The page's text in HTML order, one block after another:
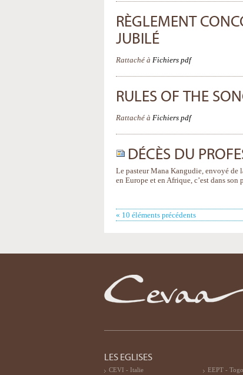
RÈGLEMENT
JUBILÉ
Rattaché à Fichiers pdf
RULES OF THE
Rattaché à Fichiers pdf
DÉCÈS DU
Le pasteur Mana Kangudie, envoyé de
en Europe et en Afrique, c’est dans
« 10 éléments précédents
LES EGLISES
CEVI - Italie EEPT - Togo